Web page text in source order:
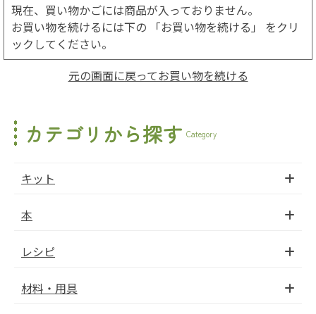
現在、買い物かごには商品が入っておりません。
お買い物を続けるには下の 「お買い物を続ける」 をクリ
ックしてください。
元の画面に戻ってお買い物を続ける
カテゴリから探す Category
キット
本
レシピ
材料・用具